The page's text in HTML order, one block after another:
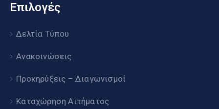
Επιλογές
Δελτία Τύπου
Ανακοινώσεις
Προκηρύξεις – Διαγωνισμοί
Καταχώρηση Αιτήματος